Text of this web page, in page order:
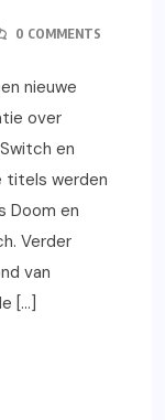
0 COMMENTS
nieuwe
over
en
titels werden
Doom en
Verder
van
[…]